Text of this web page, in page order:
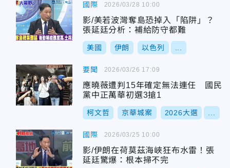
國際
影/美若波灣奪島恐掉入「陷阱」？
張延廷分析：補給防守都難
美國 伊朗 以色列
2026/03/28 10:00
要聞
應曉薇遭判15年確定無法連任 國民
黨中正萬華初選3搶1
柯文哲 京華城案 2026大選
2026/03/26 17:09
國際
影/伊朗在荷莫茲海峽狂布水雷！張
延廷驚爆：根本掃不完
2026/03/25 10:00